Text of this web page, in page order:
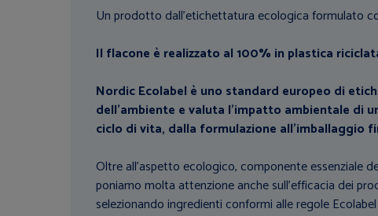
Un prodotto dall’etichettatura ecologica formulato
Il flacone è realizzato al 100% in plastica
Nordic Ecolabel è uno standard europeo di
dell'ambiente e valuta l’impatto ambientale di
ciclo di vita, dalla formulazione all'imballaggio
Oltre all'aspetto ecologico, componente essenziale
poniamo molta attenzione anche sull'efficacia dei
selezionando ingredienti conformi alle regole